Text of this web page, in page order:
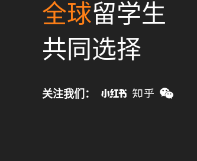
全球留学生
共同选择
关注我们：